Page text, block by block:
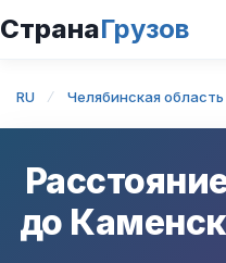
СтранаГрузов
RU Челябинская область
до